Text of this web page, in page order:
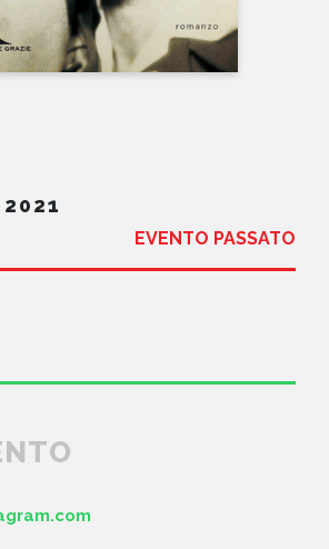
2021
EVENTO PASSATO